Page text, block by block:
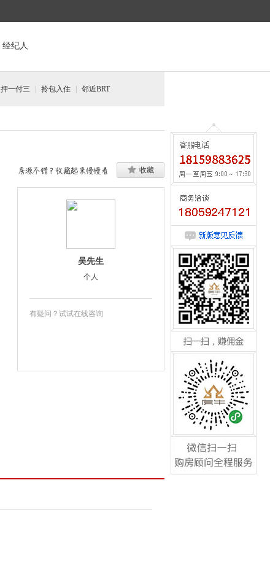
经纪人
押一付三 拎包入住 邻近BRT
收藏
吴先生
个人
有疑问？试试在线咨询
意见反馈
咨询请来电:0592-5534177
扫一扫，赚佣金
咨询请来电:0592-5534177
微信扫一扫，购房顾问全
程服务